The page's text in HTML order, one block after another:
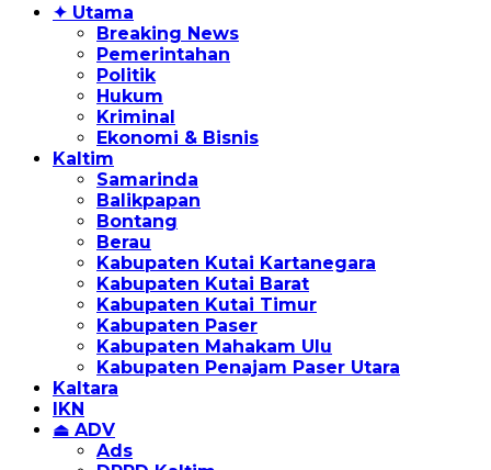
✦ Utama
Breaking News
Pemerintahan
Politik
Hukum
Kriminal
Ekonomi & Bisnis
Kaltim
Samarinda
Balikpapan
Bontang
Berau
Kabupaten Kutai Kartanegara
Kabupaten Kutai Barat
Kabupaten Kutai Timur
Kabupaten Paser
Kabupaten Mahakam Ulu
Kabupaten Penajam Paser Utara
Kaltara
IKN
⏏ ADV
Ads